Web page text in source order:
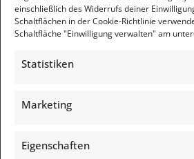
einschließlich des Widerrufs deiner
Schaltflächen in der Cookie-Richtlinie
Schaltfläche "Einwilligung verwalten" am
Statistiken
Marketing
Eigenschaften
Investieren oder
es nicht das Gleiche ist
September 19, 2021 um 11:42
Vorteil aufgrund eingesparter
Gesetzeslage […]